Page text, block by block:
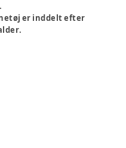
er inddelt efter